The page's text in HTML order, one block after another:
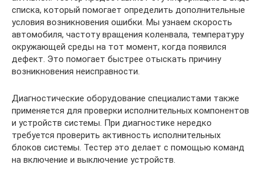
списка, который помогает определить дополнительные
условия возникновения ошибки. Мы узнаем скорость
автомобиля, частоту вращения коленвала, температуру
окружающей среды на тот момент, когда появился
дефект. Это помогает быстрее отыскать причину
возникновения неисправности.
Диагностические оборудование специалистами также
применяется для проверки исполнительных компонентов
и устройств системы. При диагностике нередко
требуется проверить активность исполнительных
блоков системы. Тестер это делает с помощью команд
на включение и выключение устройств.